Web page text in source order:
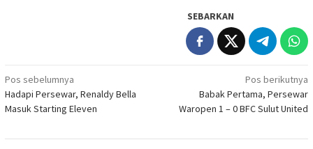
SEBARKAN
Navigasi
pos
Pos sebelumnya
Hadapi Persewar, Renaldy Bella
Masuk Starting Eleven
Pos berikutnya
Babak Pertama, Persewar
Waropen 1 – 0 BFC Sulut United